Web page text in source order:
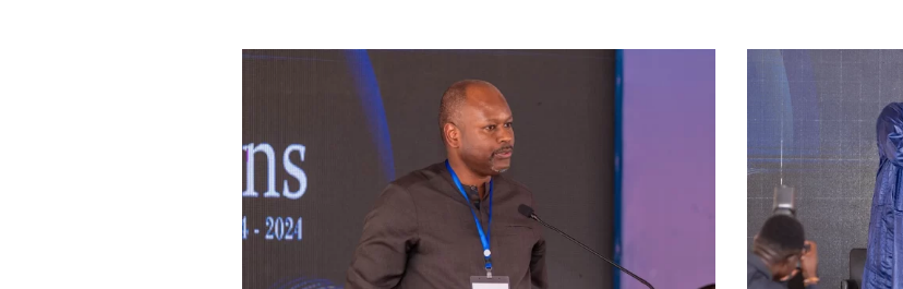
1734198776685
1734198778154
copy